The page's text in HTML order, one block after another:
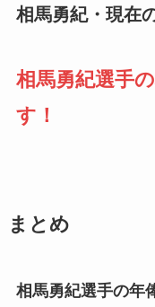
相馬勇紀・現在
相馬勇紀選手
す！
まとめ
相馬勇紀選手の年